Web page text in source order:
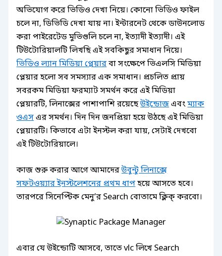
অভিযোগ করে ভিডিও দেখা নিয়ে। কোনো ভিডিও ফাইল
চলে না, ডিভিডি দেখা যায় না। ইন্টারনেট থেকে ডাউনলোড
করা পাইরেটেড মুভিগুলি চলে না, ইত্যাদী ইত্যাদী। এই
টিউটোরিয়ালটি লিখছি এই সবকিছুর সমাধান নিয়ে।
ভিডিও ল্যান মিডিয়া প্লেয়ারবা সংক্ষেপে ভিএলসি মিডিয়া
প্লেয়ার হলো সব সমস্যার এক সমাধান। প্রচলিত প্রায়
সবরকম মিডিয়া ফরম্যাট সমর্থন করে এই মিডিয়া
প্লেয়ারটি, লিনাক্সের পাশাপাশি রয়েছেউইন্ডোজএবংম্যাক
ওএসএর সমর্থন। দিন দিন জনপ্রিয়া হয়ে উঠছে এই মিডিয়া
প্লেয়ারটি। কিভাবে এটা ইনস্টল করা যায়, সেটাই দেখবো
এই টিউটোরিয়ালে।
কাজ শুরু করার আগে আমাদেরউবুন্টু লিনাক্সে
সফটওয়্যার ইনস্টলেশনের প্রথম ধাপহয়ে আসতে হবে।
তারপরে সিনেপ্টিক মেনু’র Search বোতামে ক্লিক্ করবো।
এবার যে উইন্ডোটি আসবে, তাতে vlc লিখে Search